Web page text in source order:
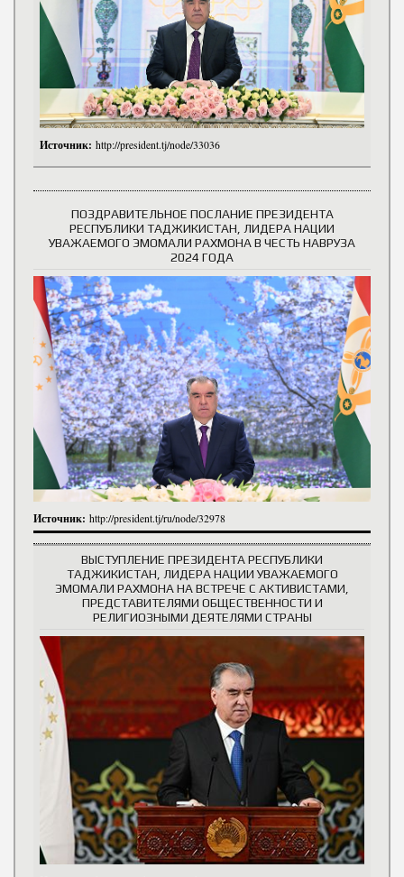
Источник: http://president.tj/node/33036
ПОЗДРАВИТЕЛЬНОЕ ПОСЛАНИЕ ПРЕЗИДЕНТА
РЕСПУБЛИКИ ТАДЖИКИСТАН, ЛИДЕРА НАЦИИ
УВАЖАЕМОГО ЭМОМАЛИ РАХМОНА В ЧЕСТЬ НАВРУЗА
2024 ГОДА
Источник: http://president.tj/ru/node/32978
ВЫСТУПЛЕНИЕ ПРЕЗИДЕНТА РЕСПУБЛИКИ
ТАДЖИКИСТАН, ЛИДЕРА НАЦИИ УВАЖАЕМОГО
ЭМОМАЛИ РАХМОНА НА ВСТРЕЧЕ С АКТИВИСТАМИ,
ПРЕДСТАВИТЕЛЯМИ ОБЩЕСТВЕННОСТИ И
РЕЛИГИОЗНЫМИ ДЕЯТЕЛЯМИ СТРАНЫ